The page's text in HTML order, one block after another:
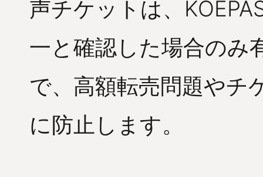
声チケットは、
一と確認した場合のみ
で、高額転売問題やチ
に防止します。